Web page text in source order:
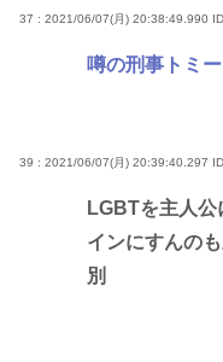
37 : 2021/06/07(月) 20:38:49.990
噂の刑事トミ
39 : 2021/06/07(月) 20:39:40.297
LGBTを主人公
インにすんの
別